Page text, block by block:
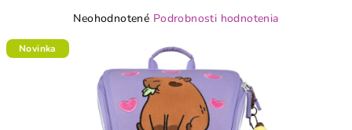
Priemerné
Neohodnotené Podrobnosti hodnotenia
Novinka